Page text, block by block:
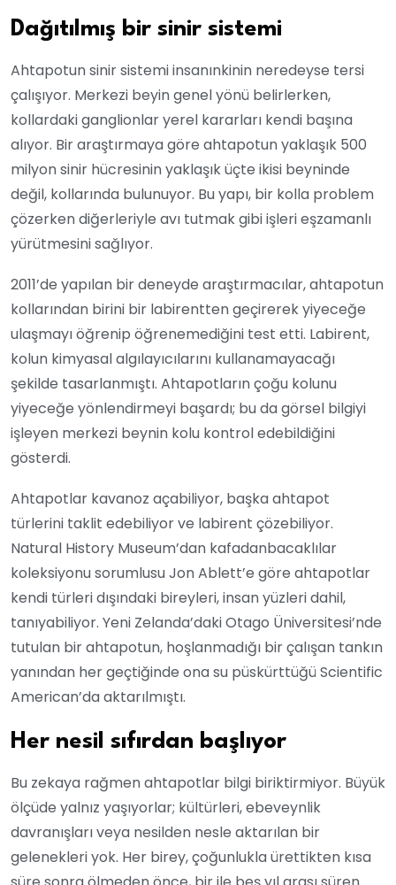
Dağıtılmış bir sinir sistemi
Ahtapotun sinir sistemi insanınkinin neredeyse tersi
çalışıyor. Merkezi beyin genel yönü belirlerken,
kollardaki ganglionlar yerel kararları kendi başına
alıyor. Bir araştırmaya göre ahtapotun yaklaşık 500
milyon sinir hücresinin yaklaşık üçte ikisi beyninde
değil, kollarında bulunuyor. Bu yapı, bir kolla problem
çözerken diğerleriyle avı tutmak gibi işleri eşzamanlı
yürütmesini sağlıyor.
2011’de yapılan bir deneyde araştırmacılar, ahtapotun
kollarından birini bir labirentten geçirerek yiyeceğe
ulaşmayı öğrenip öğrenemediğini test etti. Labirent,
kolun kimyasal algılayıcılarını kullanamayacağı
şekilde tasarlanmıştı. Ahtapotların çoğu kolunu
yiyeceğe yönlendirmeyi başardı; bu da görsel bilgiyi
işleyen merkezi beynin kolu kontrol edebildiğini
gösterdi.
Ahtapotlar kavanoz açabiliyor, başka ahtapot
türlerini taklit edebiliyor ve labirent çözebiliyor.
Natural History Museum’dan kafadanbacaklılar
koleksiyonu sorumlusu Jon Ablett’e göre ahtapotlar
kendi türleri dışındaki bireyleri, insan yüzleri dahil,
tanıyabiliyor. Yeni Zelanda’daki Otago Üniversitesi’nde
tutulan bir ahtapotun, hoşlanmadığı bir çalışan tankın
yanından her geçtiğinde ona su püskürttüğü Scientific
American’da aktarılmıştı.
Her nesil sıfırdan başlıyor
Bu zekaya rağmen ahtapotlar bilgi biriktirmiyor. Büyük
ölçüde yalnız yaşıyorlar; kültürleri, ebeveynlik
davranışları veya nesilden nesle aktarılan bir
gelenekleri yok. Her birey, çoğunlukla ürettikten kısa